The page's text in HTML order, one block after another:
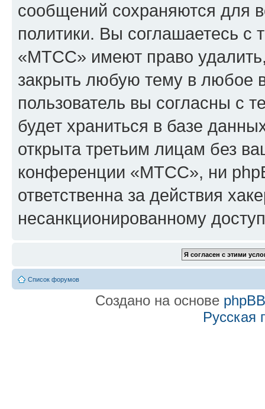
сообщений сохраняются для
политики. Вы соглашаетесь
«МТСС» имеют право удалить,
закрыть любую тему в любое
пользователь вы согласны с
будет храниться в базе
открыта третьим лицам без
конференции «МТСС», ни
ответственна за действия
несанкционированному
Список форумов
Создано на основе phpBB
Русская